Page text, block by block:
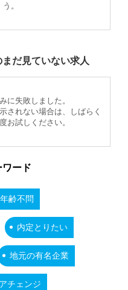
う。
だ見ていない求人
に失敗しました。
されない場合は、しばらく
お試しください。
ード
年齢不問
内定とりたい
地元の有名企業
チェンジ